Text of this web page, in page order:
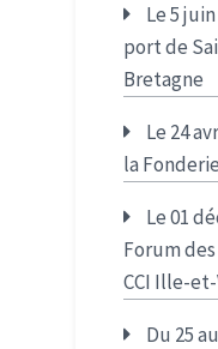
Le 5
port de
Bretagne
Le 24
la
Le 01
Forum
CCI Ille-
Du 25